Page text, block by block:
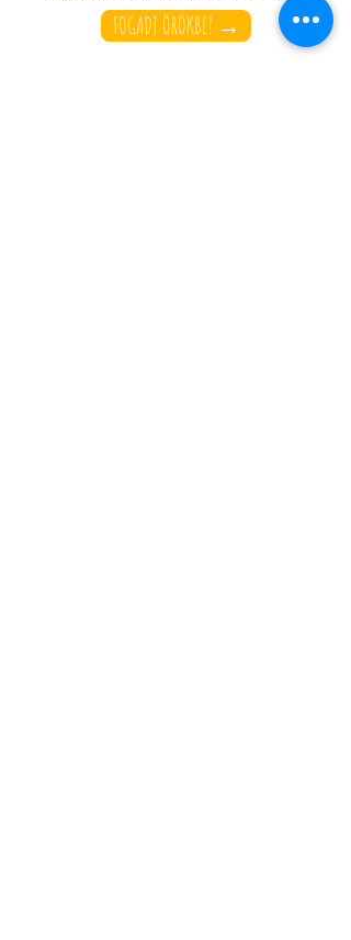
FOGADJ ÖRÖKBE! →